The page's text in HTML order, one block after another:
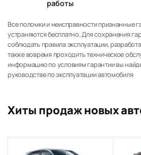
работы
Все поломки и неисправности признанные
устраняются бесплатно. Для сохранения
соблюдать правила эксплуатации,
также вовремя проходить техническое
информацию по условиям гарантии вы
руководстве по эксплуатации автомобиля
Хиты продаж новых